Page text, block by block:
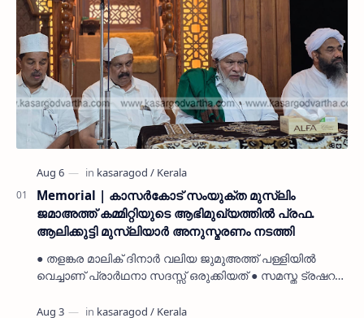
Memorial | കാസർകോട് സംയുക്ത മുസ്ലിം
ജമാഅത്ത് കമ്മിറ്റിയുടെ ആഭിമുഖ്യത്തിൽ പ്രഫ.
ആലിക്കുട്ടി മുസ്ലിയാർ അനുസ്മരണം നടത്തി
● തളങ്കര മാലിക് ദിനാർ വലിയ ജുമുഅത്ത് പള്ളിയിൽ
വെച്ചാണ് പ്രാർഥനാ സദസ്സ് ഒരുക്കിയത് ● സമസ്ത ട്രഷറർ
നൽകി കാസ…